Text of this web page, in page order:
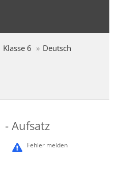
Klasse 6
Deutsch
- Aufsatz
Fehler melden